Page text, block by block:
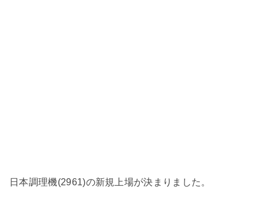
日本調理機(2961)の新規上場が決まりました。